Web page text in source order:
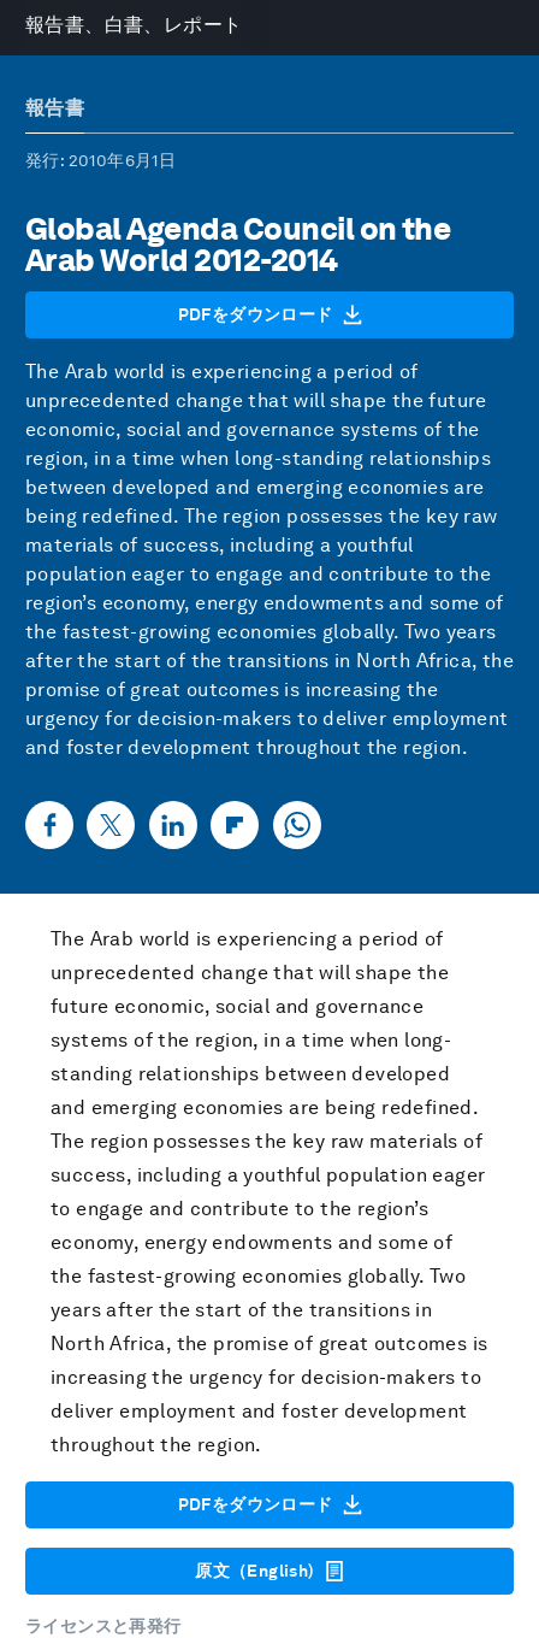
報告書、白書、レポート
報告書
発行: 2010年6月1日
Global Agenda Council on the
Arab World 2012-2014
PDFをダウンロード
The Arab world is experiencing a period of
unprecedented change that will shape the future
economic, social and governance systems of the
region, in a time when long-standing relationships
between developed and emerging economies are
being redefined. The region possesses the key raw
materials of success, including a youthful
population eager to engage and contribute to the
region’s economy, energy endowments and some of
the fastest-growing economies globally. Two years
after the start of the transitions in North Africa, the
promise of great outcomes is increasing the
urgency for decision-makers to deliver employment
and foster development throughout the region.
The Arab world is experiencing a period of
unprecedented change that will shape the
future economic, social and governance
systems of the region, in a time when long-
standing relationships between developed
and emerging economies are being redefined.
The region possesses the key raw materials of
success, including a youthful population eager
to engage and contribute to the region’s
economy, energy endowments and some of
the fastest-growing economies globally. Two
years after the start of the transitions in
North Africa, the promise of great outcomes is
increasing the urgency for decision-makers to
deliver employment and foster development
throughout the region.
PDFをダウンロード
原文（English)
ライセンスと再発行